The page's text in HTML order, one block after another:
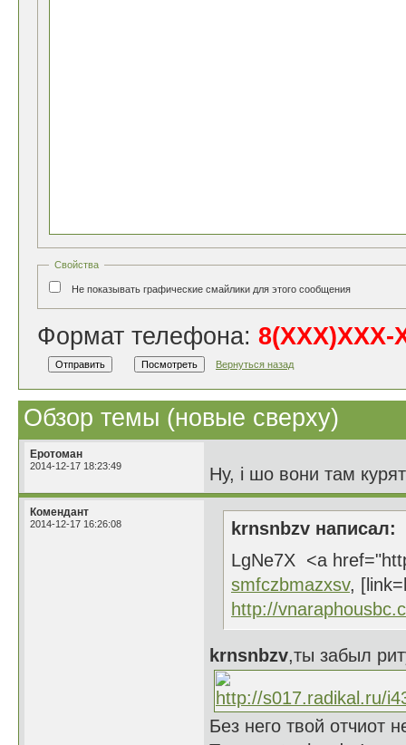
Свойства
Не показывать графические смайлики для этого сообщения
Формат телефона: 8(ХХХ)ХХХ-
Вернуться назад
Обзор темы (новые сверху)
Еротоман
2014-12-17 18:23:49 Ну, і шо вони там
Комендант
2014-12-17 16:26:08
krnsnbzv написал:
LgNe7X <a
smfczbmazxsv,
http://
krnsnbzv,ты забыл
Без него твой отчиот